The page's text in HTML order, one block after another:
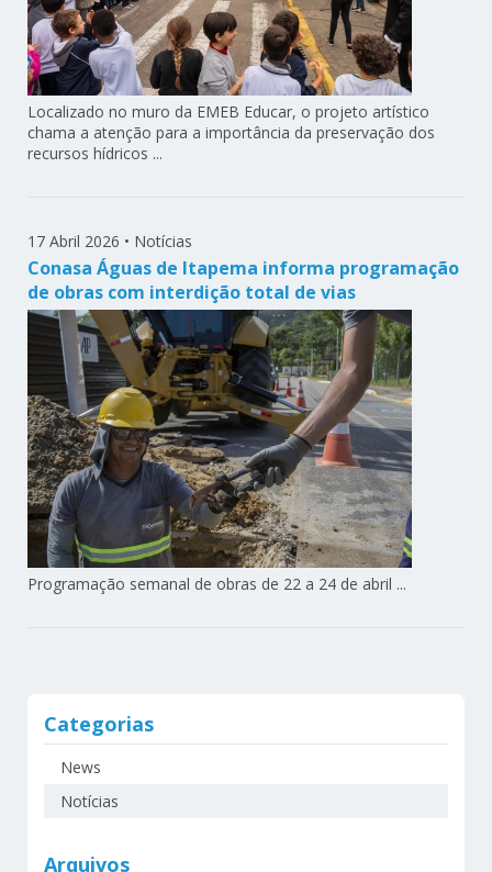
Localizado no muro da EMEB Educar, o projeto artístico
chama a atenção para a importância da preservação dos
recursos hídricos ...
17 Abril 2026 • Notícias
Conasa Águas de Itapema informa programação
de obras com interdição total de vias
Programação semanal de obras de 22 a 24 de abril ...
Categorias
News
Notícias
Arquivos